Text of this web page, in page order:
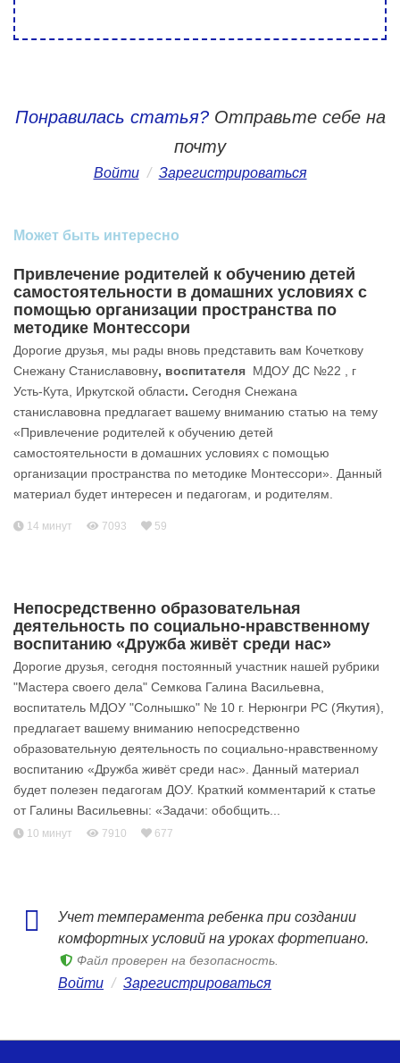
Понравилась статья?Отправьте себе на
почту
Войти / Зарегистрироваться
Может быть интересно
Привлечение родителей к обучению детей
самостоятельности в домашних условиях с
помощью организации пространства по
методике Монтессори
Дорогие друзья, мы рады вновь представить вам Кочеткову
Снежану Станиславовну, воспитателя МДОУ ДС №22 , г
Усть-Кута, Иркутской области. Сегодня Снежана
станиславовна предлагает вашему вниманию статью на тему
«Привлечение родителей к обучению детей
самостоятельности в домашних условиях с помощью
организации пространства по методике Монтессори». Данный
материал будет интересен и педагогам, и родителям.
14 минут 7093 59
Непосредственно образовательная
деятельность по социально-нравственному
воспитанию «Дружба живёт среди нас»
Дорогие друзья, сегодня постоянный участник нашей рубрики
"Мастера своего дела" Семкова Галина Васильевна,
воспитатель МДОУ "Солнышко" № 10 г. Нерюнгри РС (Якутия),
предлагает вашему вниманию непосредственно
образовательную деятельность по социально-нравственному
воспитанию «Дружба живёт среди нас». Данный материал
будет полезен педагогам ДОУ. Краткий комментарий к статье
от Галины Васильевны: «Задачи: обобщить...
10 минут 7910 677
Учет темперамента ребенка при создании
комфортных условий на уроках фортепиано.
Файл проверен на безопасность.
Войти / Зарегистрироваться